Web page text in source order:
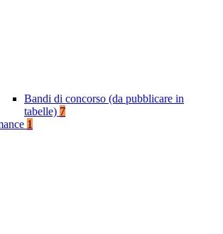
Bandi di concorso (da pubblicare in
tabelle) 7
1